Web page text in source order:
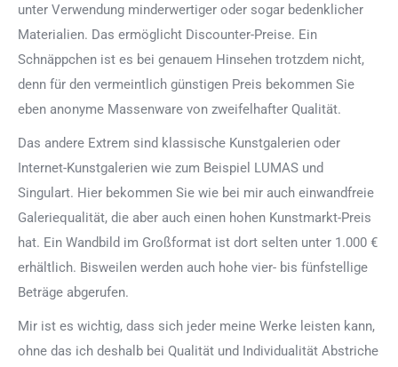
unter Verwendung minderwertiger oder sogar bedenklicher
Materialien. Das ermöglicht Discounter-Preise. Ein
Schnäppchen ist es bei genauem Hinsehen trotzdem nicht,
denn für den vermeintlich günstigen Preis bekommen Sie
eben anonyme Massenware von zweifelhafter Qualität.
Das andere Extrem sind klassische Kunstgalerien oder
Internet-Kunstgalerien wie zum Beispiel LUMAS und
Singulart. Hier bekommen Sie wie bei mir auch einwandfreie
Galeriequalität, die aber auch einen hohen Kunstmarkt-Preis
hat. Ein Wandbild im Großformat ist dort selten unter 1.000 €
erhältlich. Bisweilen werden auch hohe vier- bis fünfstellige
Beträge abgerufen.
Mir ist es wichtig, dass sich jeder meine Werke leisten kann,
ohne das ich deshalb bei Qualität und Individualität Abstriche